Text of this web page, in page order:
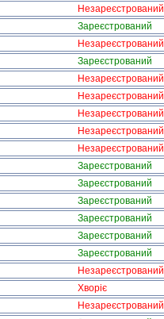
Незареєстрований
Зареєстрований
Незареєстрований
Зареєстрований
Незареєстрований
Незареєстрований
Незареєстрований
Незареєстрований
Незареєстрований
Зареєстрований
Зареєстрований
Зареєстрований
Зареєстрований
Зареєстрований
Зареєстрований
Незареєстрований
Хворіє
Незареєстрований